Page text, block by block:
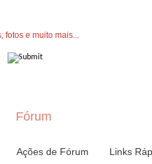
Fórum
Ações de Fórum Links